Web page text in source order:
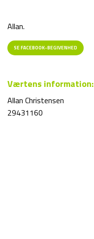
Allan.
SE FACEBOOK-BEGIVENHED
Værtens information:
Allan Christensen
29431160